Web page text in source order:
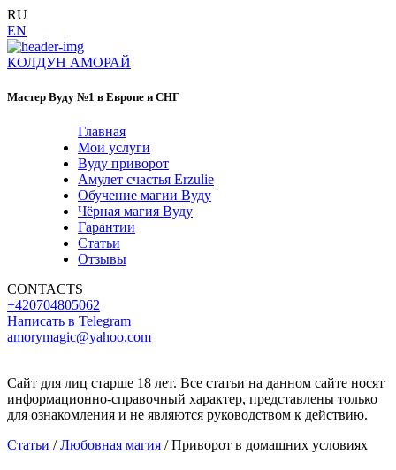
RU
EN
КОЛДУН АМОРАЙ
Мастер Вуду №1 в Европе и СНГ
Главная
Мои услуги
Вуду приворот
Амулет счастья Erzulie
Обучение магии Вуду
Чёрная магия Вуду
Гарантии
Статьи
Отзывы
CONTACTS
+420704805062
Написать в Telegram
amorymagic@yahoo.com
Сайт для лиц старше 18 лет. Все статьи на данном сайте носят
информационно-справочный характер, представлены только
для ознакомления и не являются руководством к действию.
Статьи / Любовная магия / Приворот в домашних условиях